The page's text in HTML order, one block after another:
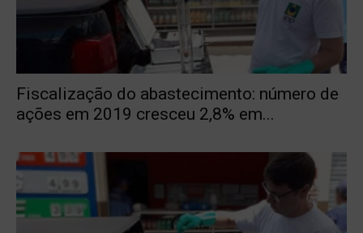
Fiscalização do abastecimento: número de
ações em 2019 cresceu 2,8% em...